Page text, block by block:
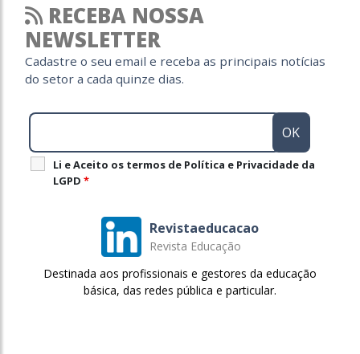
RECEBA NOSSA
NEWSLETTER
Cadastre o seu email e receba as principais notícias
do setor a cada quinze dias.
Li e Aceito os termos de Política e Privacidade da
LGPD *
Revistaeducacao
Revista Educação
Destinada aos profissionais e gestores da educação
básica, das redes pública e particular.